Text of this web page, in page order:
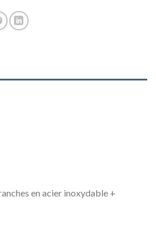
en acier inoxydable +